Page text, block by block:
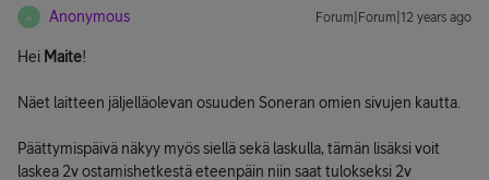
A Anonymous Forum|Forum|12 years ago
Hei Maite!
Näet laitteen jäljelläolevan osuuden Soneran omien sivujen kautta.
Päättymispäivä näkyy myös siellä sekä laskulla, tämän lisäksi voit
laskea 2v ostamishetkestä eteenpäin niin saat tulokseksi 2v